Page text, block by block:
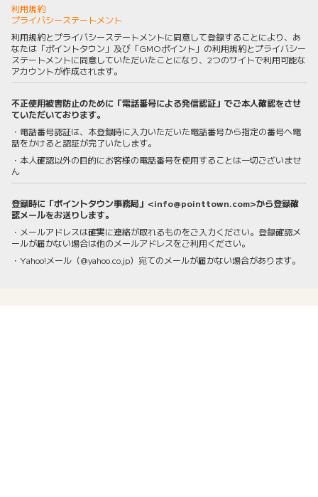
利用規約
プライバシーステートメント
利用規約とプライバシーステートメントに同意して登録することにより、あ
なたは「ポイントタウン」及び「GMOポイント」の利用規約とプライバシー
ステートメントに同意していただいたことになり、2つのサイトで利用可能な
アカウントが作成されます。
不正使用被害防止のために「電話番号による発信認証」でご本人確認をさせ
ていただいております。
・電話番号認証は、本登録時に入力いただいた電話番号から指定の番号へ電
話をかけると認証が完了いたします。
・本人確認以外の目的にお客様の電話番号を使用することは一切ございませ
ん
登録時に「ポイントタウン事務局」<info@pointtown.com>から登録確
認メールをお送りします。
・メールアドレスは確実に連絡が取れるものをご入力ください。登録確認メ
ールが届かない場合は他のメールアドレスをご利用ください。
・Yahoo!メール（@yahoo.co.jp）宛てのメールが届かない場合があります。